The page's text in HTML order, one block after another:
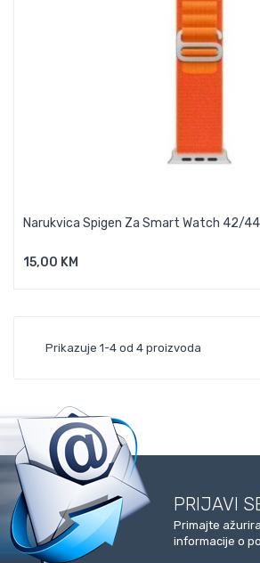
Narukvica Spigen Za Smart Watch 42/
15,00 KMDodaj U Košaricu
Prikazuje 1-4 od 4 proizvoda
PRIJAVI
Primajte
informacije o